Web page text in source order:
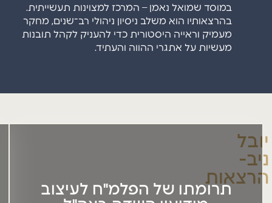
במוסד שמואל נאמן – המרכז למצוינות תעשייתית.
בהרצאותיו הוא משלב ניסיון ניהולי רב־שנים, מחקר
מעמיק וראייה היסטורית כדי להעניק לקהל תובנות
מעשיות על אתגרי ההווה והעתיד.
יובל
ניב-
הרצאות
תרומתו של הפלמ"ח לעיצוב
ההרצאה מתארת את תרומתו הייחודית של הפלמ"ח לפיתוח
יכולות המודיעין הקרבי, שהיו מרכיב מרכזי בהצלחת מבצעי